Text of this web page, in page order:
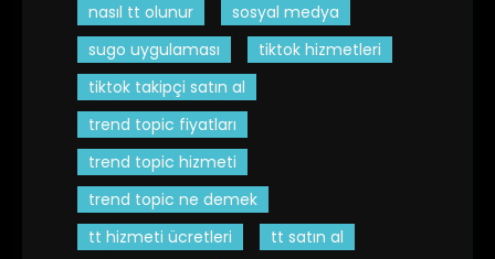
nasıl tt olunur
sosyal medya
sugo uygulaması
tiktok hizmetleri
tiktok takipçi satın al
trend topic fiyatları
trend topic hizmeti
trend topic ne demek
tt hizmeti ücretleri
tt satın al